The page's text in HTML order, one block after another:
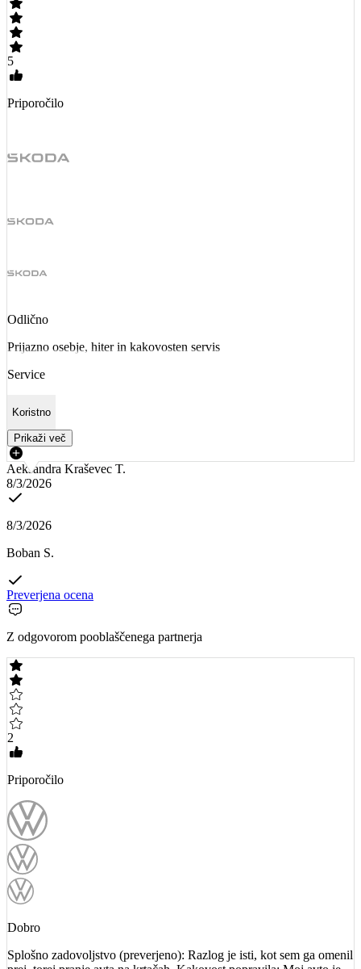
5
Priporočilo
Odlično
Prijazno osebje, hiter in kakovosten servis
Service
Koristno
Prikaži več
Aeksandra Kraševec T.
8/3/2026
8/3/2026
Boban S.
Preverjena ocena
Z odgovorom pooblaščenega partnerja
2
Priporočilo
Dobro
Splošno zadovoljstvo (preverjeno): Razlog je isti, kot sem ga omenil